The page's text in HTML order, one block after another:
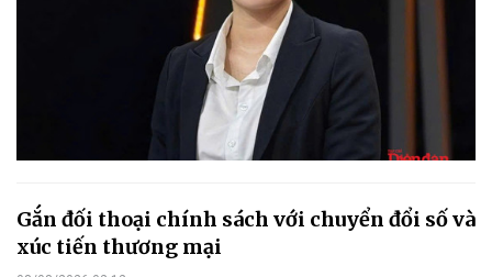
Gắn đối thoại chính sách với chuyển đổi số và
xúc tiến thương mại